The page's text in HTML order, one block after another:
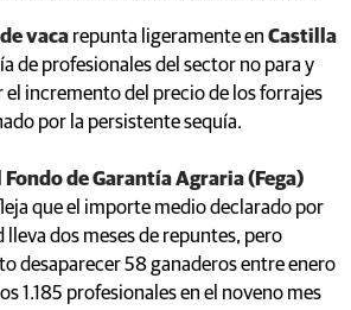
vaca repunta ligeramente en Castilla
de profesionales del sector no para y
el incremento del precio de los forrajes
por la persistente sequía.
Fondo de Garantía Agraria (Fega)
que el importe medio declarado por
lleva dos meses de repuntes, pero
desaparecer 58 ganaderos entre enero
1.185 profesionales en el noveno mes